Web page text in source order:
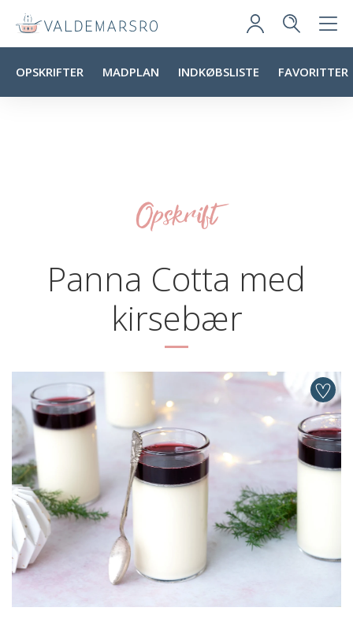
OPSKRIFTER MADPLAN INDKØBSLISTE FAVORITTER
Opskrift
Panna Cotta med
kirsebær